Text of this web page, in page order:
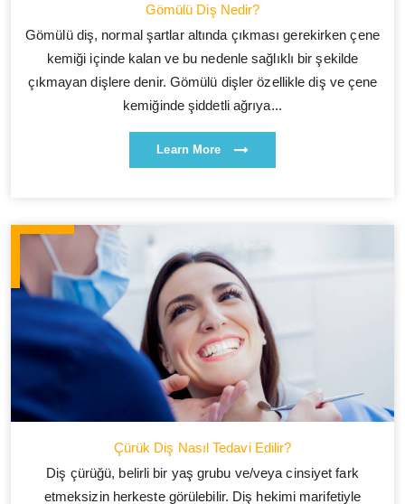
Gömülü Diş Nedir?
Gömülü diş, normal şartlar altında çıkması gerekirken çene
kemiği içinde kalan ve bu nedenle sağlıklı bir şekilde
çıkmayan dişlere denir. Gömülü dişler özellikle diş ve çene
kemiğinde şiddetli ağrıya...
Learn More
Çürük Diş Nasıl Tedavi Edilir?
Diş çürüğü, belirli bir yaş grubu ve/veya cinsiyet fark
etmeksizin herkeste görülebilir. Diş hekimi marifetiyle